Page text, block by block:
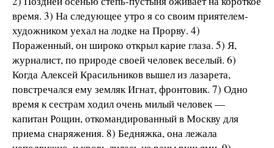
время. 3) На следующее утро я со своим приятелем-
художником уехал на лодке на Прорву. 4)
Пораженный, он широко открыл карие глаза. 5) Я,
журналист, по природе своей человек веселый. 6)
Когда Алексей Красильников вышел из лазарета,
повстречался ему земляк Игнат, фронтовик. 7) Одно
время к сестрам ходил очень милый человек —
капитан Рощин, откомандированный в Москву для
приема снаряжения. 8) Бедняжка, она лежала